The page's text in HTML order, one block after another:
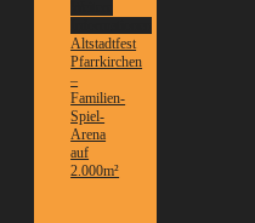
Altstadtfest
Pfarrkirchen
–
Familien-
Spiel-
Arena
auf
2.000m²